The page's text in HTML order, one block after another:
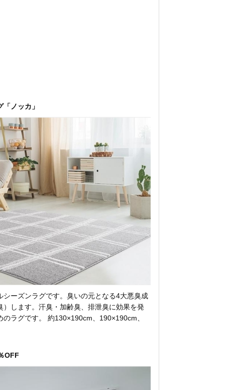
ノッカ」
ーズンラグです。臭いの元となる4大悪臭成
します。汗臭・加齢臭、排泄臭に効果を発
ラグです。 約130×190cm、190×190cm、
OFF